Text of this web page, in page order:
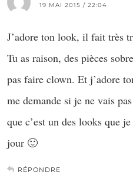
19 MAI 2015 / 22:04
J’adore ton look, il fait très
Tu as raison, des pièces
pas faire clown. Et j’adore
me demande si je ne vais
que c’est un des looks que
jour 🙂
RÉPONDRE